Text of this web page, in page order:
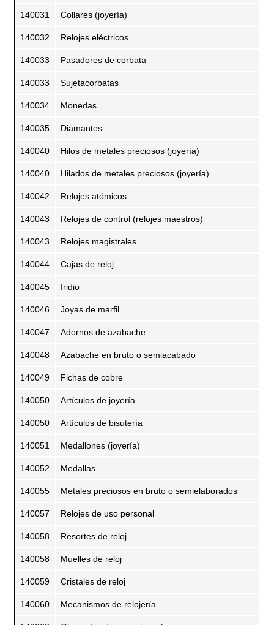
140031 Collares (joyería)
140032 Relojes eléctricos
140033 Pasadores de corbata
140033 Sujetacorbatas
140034 Monedas
140035 Diamantes
140040 Hilos de metales preciosos (joyería)
140040 Hilados de metales preciosos (joyería)
140042 Relojes atómicos
140043 Relojes de control (relojes maestros)
140043 Relojes magistrales
140044 Cajas de reloj
140045 Iridio
140046 Joyas de marfil
140047 Adornos de azabache
140048 Azabache en bruto o semiacabado
140049 Fichas de cobre
140050 Artículos de joyería
140050 Artículos de bisutería
140051 Medallones (joyería)
140052 Medallas
140055 Metales preciosos en bruto o semielaborados
140057 Relojes de uso personal
140058 Resortes de reloj
140058 Muelles de reloj
140059 Cristales de reloj
140060 Mecanismos de relojería